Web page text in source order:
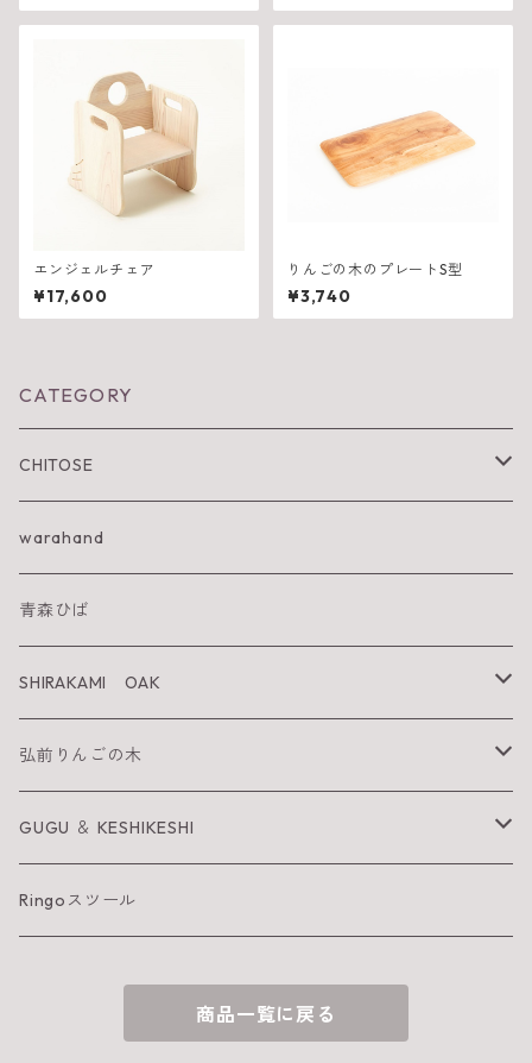
エンジェルチェア
¥17,600
りんごの木のプレートS型
¥3,740
CATEGORY
CHITOSE
IWA KI SUN
SHIRAKAMI sanchi
太陽を纏うりんご
Neckiace
Bracelet
warahand
青森ひば
SHIRAKAMI OAK
Tsugara Table
Tsugara Chair
弘前りんごの木
お箸
箸置き
GUGU ＆ KESHIKESHI
GUGU
Ringoスツール
商品一覧に戻る